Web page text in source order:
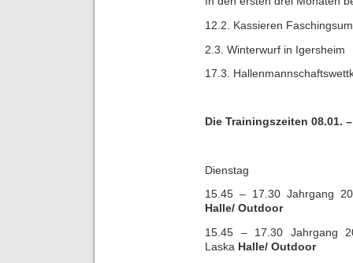
12.2. Kassieren
2.3. Winterwurf in Igersheim
17.3.
Die Trainingszeiten 08.01.
Dienstag
15.45 – 17.30 Jahrgang
Halle/ Outdoor
15.45 – 17.30 Jahrgang
Laska Halle/ Outdoor